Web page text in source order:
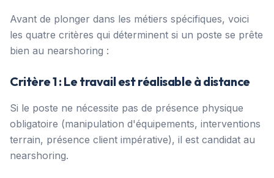
Avant de plonger dans les métiers spécifiques, voici
les quatre critères qui déterminent si un poste se prête
bien au nearshoring :
Critère 1 : Le travail est réalisable à distance
Si le poste ne nécessite pas de présence physique
obligatoire (manipulation d'équipements, interventions
terrain, présence client impérative), il est candidat au
nearshoring.